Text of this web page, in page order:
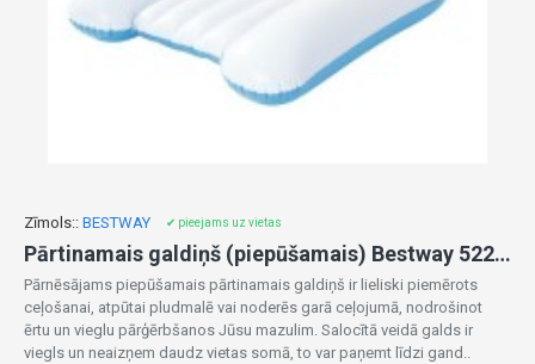
Zīmols:: BESTWAY ✔ pieejams uz vietas
Pārtinamais galdiņš (piepūšamais) Bestway 52241-izpārdošana
Pārnēsājams piepūšamais pārtinamais galdiņš ir lieliski piemērots
ceļošanai, atpūtai pludmalē vai noderēs garā ceļojumā, nodrošinot
ērtu un vieglu pārģērbšanos Jūsu mazulim. Salocītā veidā galds ir
viegls un neaizņem daudz vietas somā, to var paņemt līdzi gand..